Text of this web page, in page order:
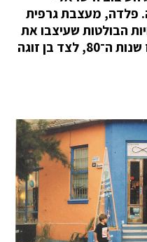
פלדה, מעצבת גרפית
הבולטות שעיצבו את
תרבות העיצוב המקומית מאז שנות ה־80, לצד בן זוגה